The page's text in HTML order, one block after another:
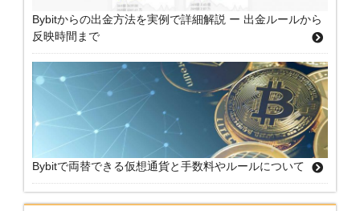
Bybitからの出金方法を実例で詳細解説 ー 出金ルールから
反映時間まで
Bybitで両替できる仮想通貨と手数料やルールについて